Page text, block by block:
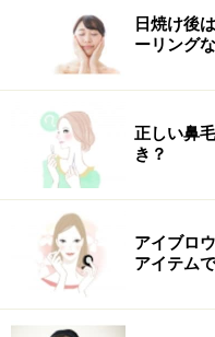
だって、作るの面倒だ
何か作るの面倒だから
これはナチュラルと言
すね。
（参考記事）
「猫背」診断記事
「姿勢ブス」診断記事
■傾向その２：無計画な
日焼け後
ーリング
正しい鼻
き？
アイブロ
アイテム